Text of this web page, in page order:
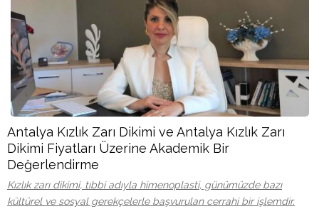
Antalya Kızlık Zarı Dikimi ve Antalya Kızlık Zarı
Dikimi Fiyatları Üzerine Akademik Bir
Değerlendirme
Kızlık zarı dikimi, tıbbi adıyla himenoplasti, günümüzde bazı
kültürel ve sosyal gerekçelerle başvurulan cerrahi bir işlemdir.